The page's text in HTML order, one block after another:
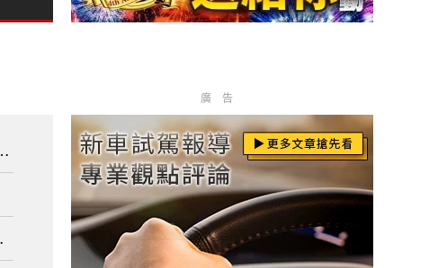
年保養專案?
引擎&配備更豐富 現款2.0T促銷送美國來回機票?
陽》10月導入是清舊款庫存 還是新款與海外同步上市？！?
化身天竺鼠車車?
廣告